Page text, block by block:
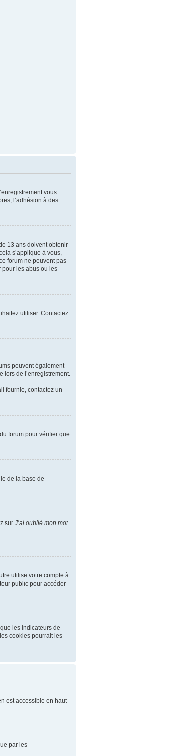
vous
l’adhésion à des
13 ans doivent obtenir
s’applique à vous,
forum ne peuvent pas
pour les abus ou les
utiliser. Contactez
peuvent également
lors de l’enregistrement.
fournie, contactez un
forum pour vérifier que
de la base de
sur J’ai oublié mon mot
utilise votre compte à
public pour accéder
les indicateurs de
cookies pourrait les
est accessible en haut
par les